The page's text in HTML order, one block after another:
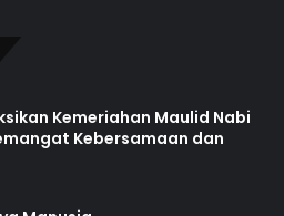
Kemeriahan Maulid Nabi
Kebersamaan dan